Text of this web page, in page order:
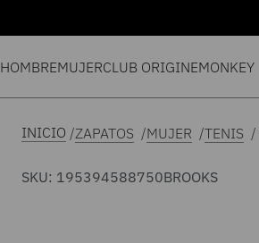
HOMBREMUJERCLUB ORIGINEMONKEY
ZAPATOS MUJER TENIS
SKU: 195394588750BROOKS